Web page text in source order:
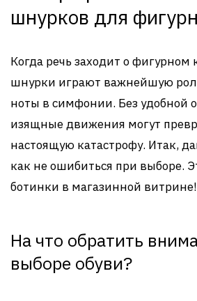
шнурков для
Когда речь заходит о фигурном
шнурки играют важнейшую
ноты в симфонии. Без удобной
изящные движения могут
настоящую катастрофу. Итак,
как не ошибиться при выборе.
ботинки в магазинной витрине!
На что обратить
выборе обуви?